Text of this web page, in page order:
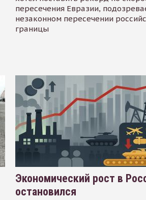
пересечения Евразии,
незаконном пересечении
границы
Экономический рост в
остановился